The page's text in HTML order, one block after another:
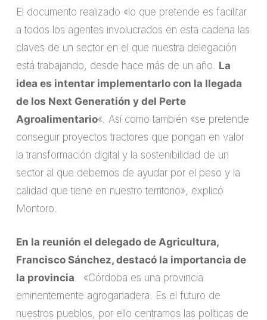
El documento realizado «lo que pretende es facilitar
a todos los agentes involucrados en esta cadena las
claves de un sector en el que nuestra delegación
está trabajando, desde hace más de un año. La
idea es intentar implementarlo con la llegada
de los Next Generatión y del Perte
Agroalimentario«. Así como también «se pretende
conseguir proyectos tractores que pongan en valor
la transformación digital y la sostenibilidad de un
sector al que debemos de ayudar por el peso y la
calidad que tiene en nuestro territorio», explicó
Montoro.
En la reunión el delegado de Agricultura,
Francisco Sánchez, destacó la importancia de
la provincia . «Córdoba es una provincia
eminentemente agroganadera. Es el futuro de
nuestros pueblos, por ello centramos las políticas de